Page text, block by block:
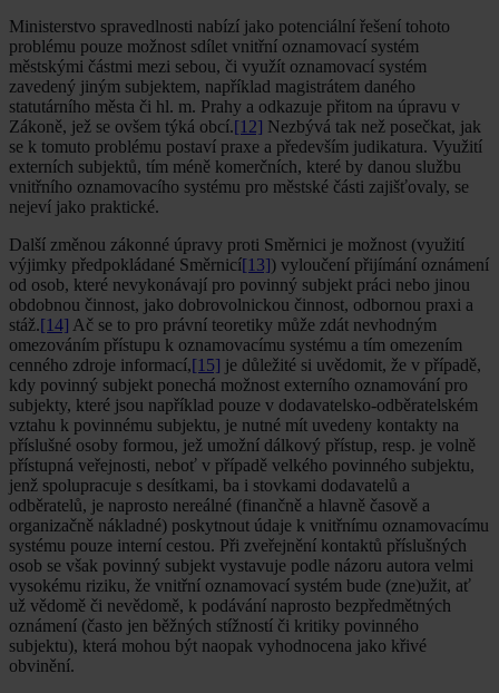
Ministerstvo spravedlnosti nabízí jako potenciální řešení tohoto
problému pouze možnost sdílet vnitřní oznamovací systém
městskými částmi mezi sebou, či využít oznamovací systém
zavedený jiným subjektem, například magistrátem daného
statutárního města či hl. m. Prahy a odkazuje přitom na úpravu v
Zákoně, jež se ovšem týká obcí.[12] Nezbývá tak než posečkat, jak
se k tomuto problému postaví praxe a především judikatura. Využití
externích subjektů, tím méně komerčních, které by danou službu
vnitřního oznamovacího systému pro městské části zajišťovaly, se
nejeví jako praktické.
Další změnou zákonné úpravy proti Směrnici je možnost (využití
výjimky předpokládané Směrnicí[13]) vyloučení přijímání oznámení
od osob, které nevykonávají pro povinný subjekt práci nebo jinou
obdobnou činnost, jako dobrovolnickou činnost, odbornou praxi a
stáž.[14] Ač se to pro právní teoretiky může zdát nevhodným
omezováním přístupu k oznamovacímu systému a tím omezením
cenného zdroje informací,[15] je důležité si uvědomit, že v případě,
kdy povinný subjekt ponechá možnost externího oznamování pro
subjekty, které jsou například pouze v dodavatelsko-odběratelském
vztahu k povinnému subjektu, je nutné mít uvedeny kontakty na
příslušné osoby formou, jež umožní dálkový přístup, resp. je volně
přístupná veřejnosti, neboť v případě velkého povinného subjektu,
jenž spolupracuje s desítkami, ba i stovkami dodavatelů a
odběratelů, je naprosto nereálné (finančně a hlavně časově a
organizačně nákladné) poskytnout údaje k vnitřnímu oznamovacímu
systému pouze interní cestou. Při zveřejnění kontaktů příslušných
osob se však povinný subjekt vystavuje podle názoru autora velmi
vysokému riziku, že vnitřní oznamovací systém bude (zne)užit, ať
už vědomě či nevědomě, k podávání naprosto bezpředmětných
oznámení (často jen běžných stížností či kritiky povinného
subjektu), která mohou být naopak vyhodnocena jako křivé
obvinění.